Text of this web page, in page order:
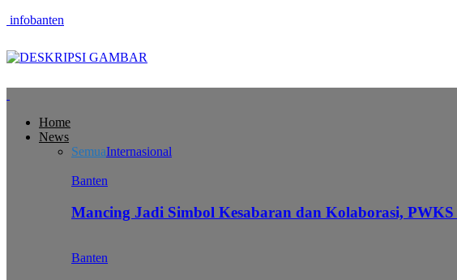
infobanten
Home
News
SemuaInternasional
Banten
Mancing Jadi Simbol Kesabaran dan Kolaborasi,
Banten